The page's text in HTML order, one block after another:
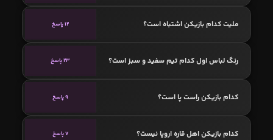
ملیت کدام بازیکن اشتباه است؟ 12 پاسخ
رنگ لباس اول کدام تیم سفید و سبز است؟ 23 پاسخ
کدام بازیکن راست پا است؟ 9 پاسخ
کدام بازیکن اهل قاره اروپا نیست؟ 7 پاسخ